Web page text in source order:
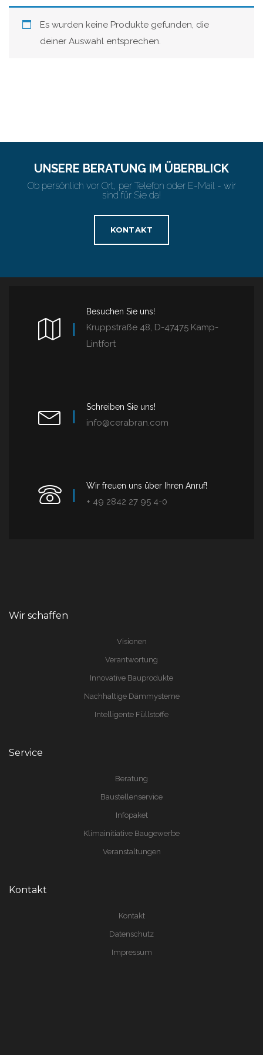
Es wurden keine Produkte gefunden, die
deiner Auswahl entsprechen.
UNSERE BERATUNG IM ÜBERBLICK
Ob persönlich vor Ort, per Telefon oder E-Mail - wir
sind für Sie da!
KONTAKT
Besuchen Sie uns!
Kruppstraße 48, D-47475 Kamp-
Lintfort
Schreiben Sie uns!
info@cerabran.com
Wir freuen uns über Ihren Anruf!
+ 49 2842 27 95 4-0
Wir schaffen
Visionen
Verantwortung
Innovative Bauprodukte
Nachhaltige Dämmysteme
Intelligente Füllstoffe
Service
Beratung
Baustellenservice
Infopaket
Klimainitiative Baugewerbe
Veranstaltungen
Kontakt
Kontakt
Datenschutz
Impressum